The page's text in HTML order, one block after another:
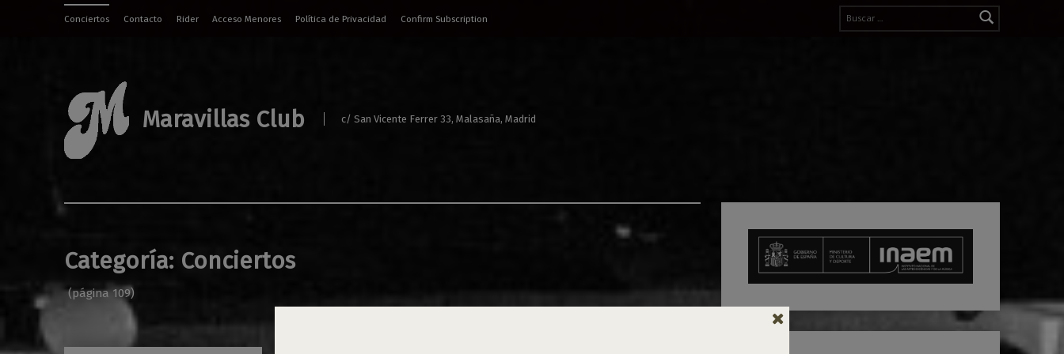
Buscar:
Conciertos
Contacto Rider Acceso Menores Política de Privacidad Confirm Subscription
Maravillas Club c/ San Vicente Ferrer 33, Malasaña, Madrid
Categoría: Conciertos
(página 109)